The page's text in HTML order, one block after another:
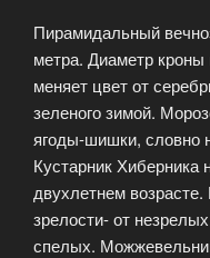
Пирамидальный
метра. Диаметр
меняет цвет от
зеленого зимой.
ягоды-шишки, словно
Кустарник Хиберника
двухлетнем
зрелости- от
спелых.